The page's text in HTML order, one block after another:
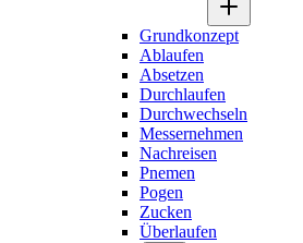
Grundkonzept
Ablaufen
Absetzen
Durchlaufen
Durchwechseln
Messernehmen
Nachreisen
Pnemen
Pogen
Zucken
Überlaufen